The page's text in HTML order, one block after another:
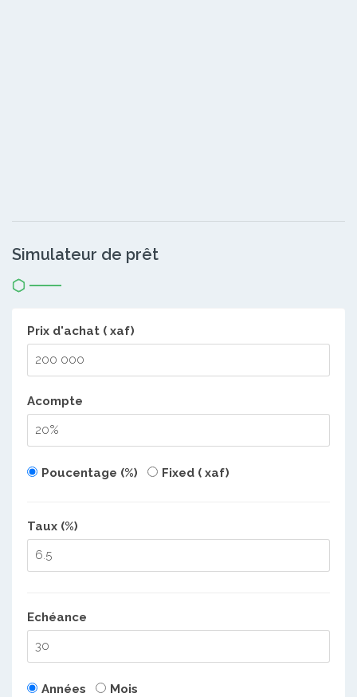
Simulateur de prêt
Prix d'achat ( xaf)
Acompte
Poucentage (%) Fixed ( xaf)
Taux (%)
Echéance
Années Mois